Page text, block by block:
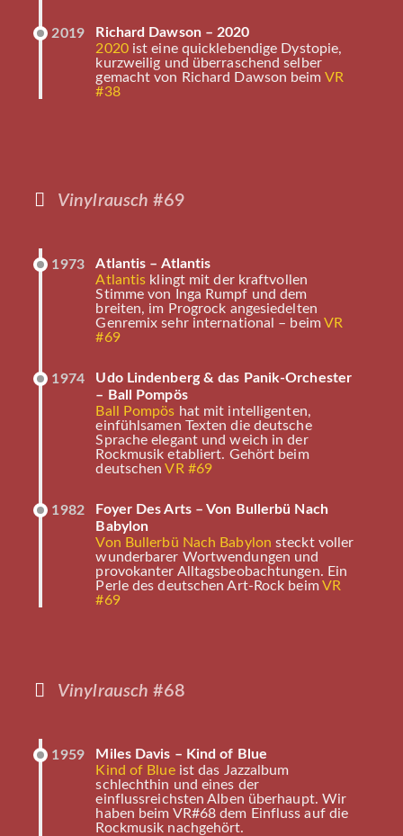
Vinylrausch #68
1959
Miles Davis – Kind of Blue
Kind of Blueist das Jazzalbum
schlechthin und eines der
einflussreichsten Alben überhaupt. Wir
haben beim VR#68 dem Einfluss auf die
Rockmusik nachgehört.
Vinylrausch #69
1973
Atlantis – Atlantis
Atlantis klingt mit der kraftvollen
Stimme von Inga Rumpf und dem
breiten, im Progrock angesiedelten
Genremix sehr international – beim VR
#69
1974
Udo Lindenberg & das Panik-Orchester
– Ball Pompös
Ball Pompös hat mit intelligenten,
einfühlsamen Texten die deutsche
Sprache elegant und weich in der
Rockmusik etabliert. Gehört beim
deutschenVR #69
1982
Foyer Des Arts – Von Bullerbü Nach
Babylon
Von Bullerbü Nach Babylon steckt voller
wunderbarer Wortwendungen und
provokanter Alltagsbeobachtungen. Ein
Perle des deutschen Art-Rock beim VR
#69
2019
Richard Dawson – 2020
2020ist eine quicklebendige Dystopie,
kurzweilig und überraschend selber
gemacht von Richard Dawson beim VR
#38